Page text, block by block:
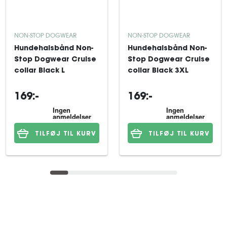
NON-STOP DOGWEAR
Hundehalsbånd Non-
Stop Dogwear Cruise
collar Black L
169:-
TILFØJ TIL KURV
NON-STOP DOGWEAR
Hundehalsbånd Non-
Stop Dogwear Cruise
collar Black 3XL
169:-
TILFØJ TIL KURV